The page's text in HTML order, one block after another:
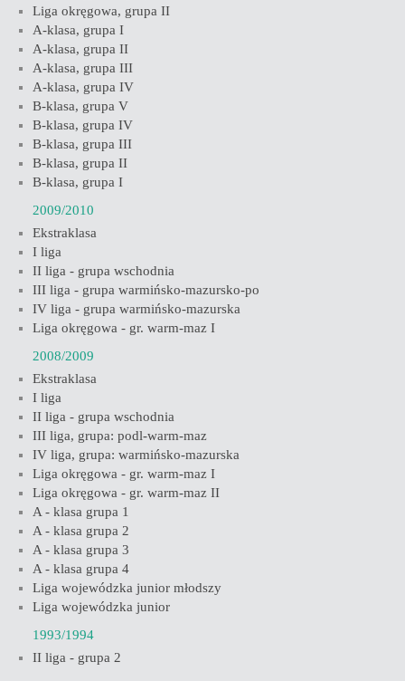
Liga okręgowa, grupa II
A-klasa, grupa I
A-klasa, grupa II
A-klasa, grupa III
A-klasa, grupa IV
B-klasa, grupa V
B-klasa, grupa IV
B-klasa, grupa III
B-klasa, grupa II
B-klasa, grupa I
2009/2010
Ekstraklasa
I liga
II liga - grupa wschodnia
III liga - grupa warmińsko-mazursko-po
IV liga - grupa warmińsko-mazurska
Liga okręgowa - gr. warm-maz I
2008/2009
Ekstraklasa
I liga
II liga - grupa wschodnia
III liga, grupa: podl-warm-maz
IV liga, grupa: warmińsko-mazurska
Liga okręgowa - gr. warm-maz I
Liga okręgowa - gr. warm-maz II
A - klasa grupa 1
A - klasa grupa 2
A - klasa grupa 3
A - klasa grupa 4
Liga wojewódzka junior młodszy
Liga wojewódzka junior
1993/1994
II liga - grupa 2